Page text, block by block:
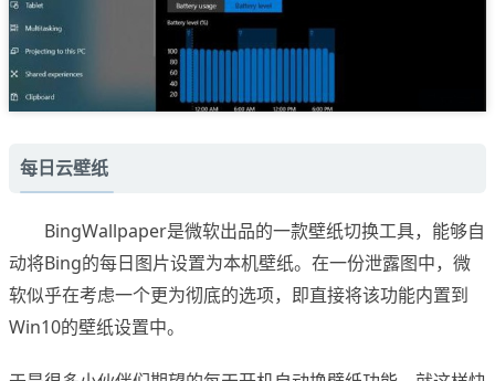
每日云壁纸
BingWallpaper是微软出品的一款壁纸切换工具，能够自
动将Bing的每日图片设置为本机壁纸。在一份泄露图中，微
软似乎在考虑一个更为彻底的选项，即直接将该功能内置到
Win10的壁纸设置中。